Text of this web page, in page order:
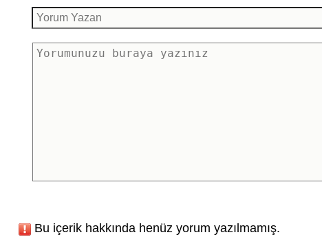
Bu içerik hakkında henüz yorum yazılmamış.